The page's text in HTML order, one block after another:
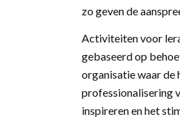
zo geven de
Activiteiten voor
gebaseerd op
organisatie waar de
professionalisering
inspireren en het